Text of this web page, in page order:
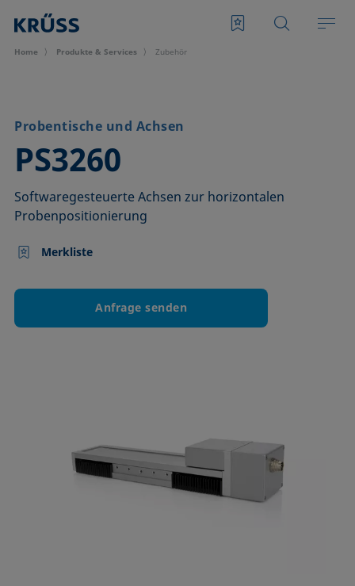
Home Produkte & Services Zubehör
Probentische und Achsen
PS3260
–
Softwaregesteuerte Achsen zur horizontalen
Probenpositionierung
Merkliste
Anfrage senden